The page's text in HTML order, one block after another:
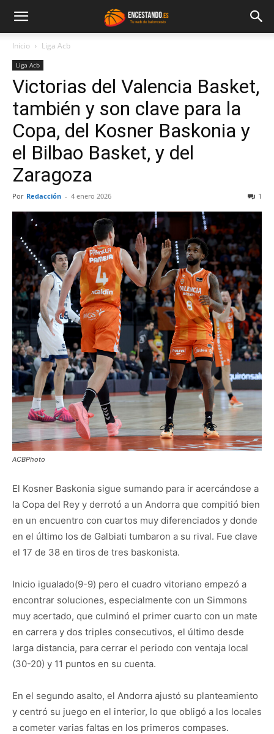
Inicio Liga Acb
Liga Acb
Victorias del Valencia Basket,
también y son clave para la
Copa, del Kosner Baskonia y
el Bilbao Basket, y del
Zaragoza
Por Redacción - 4 enero 2026 1
ACBPhoto
El Kosner Baskonia sigue sumando para ir acercándose a
la Copa del Rey y derrotó a un Andorra que compitió bien
en un encuentro con cuartos muy diferenciados y donde
en el último los de Galbiati tumbaron a su rival. Fue clave
el 17 de 38 en tiros de tres baskonista.
Inicio igualado(9-9) pero el cuadro vitoriano empezó a
encontrar soluciones, especialmente con un Simmons
muy acertado, que culminó el primer cuarto con un mate
en carrera y dos triples consecutivos, el último desde
larga distancia, para cerrar el periodo con ventaja local
(30-20) y 11 puntos en su cuenta.
En el segundo asalto, el Andorra ajustó su planteamiento
y centró su juego en el interior, lo que obligó a los locales
a cometer varias faltas en los primeros compases.